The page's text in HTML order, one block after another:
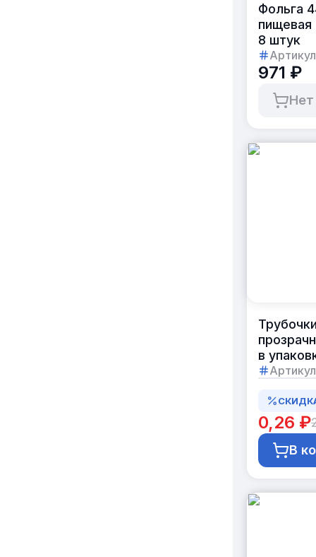
Фольга
пищевая
8 штук
971 ₽
в
0,26 ₽
В